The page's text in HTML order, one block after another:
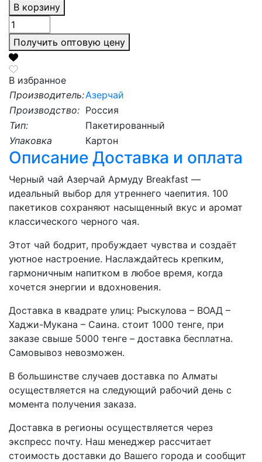
В корзину
Получить оптовую цену
В избранное
Производитель:Азерчай
Производство: Россия
Тип:
Пакетированный
Упаковка
Картон
Описание Доставка и оплата
Черный чай Азерчай Армуду Breakfast —
идеальный выбор для утреннего чаепития. 100
пакетиков сохраняют насыщенный вкус и аромат
классического черного чая.
Этот чай бодрит, пробуждает чувства и создаёт
уютное настроение. Наслаждайтесь крепким,
гармоничным напитком в любое время, когда
хочется энергии и вдохновения.
Доставка в квадрате улиц: Рыскулова – ВОАД –
Хаджи-Мукана – Саина. стоит 1000 тенге, при
заказе свыше 5000 тенге – доставка бесплатна.
Самовывоз невозможен.
В большинстве случаев доставка по Алматы
осуществляется на следующий рабочий день с
момента получения заказа.
Доставка в регионы осуществляется через
экспресс почту. Наш менеджер рассчитает
стоимость доставки до Вашего города и сообщит